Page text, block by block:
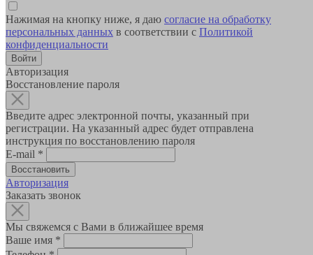
Нажимая на кнопку ниже, я даю согласие на обработку
персональных данных в соответствии с Политикой
конфиденциальности
Авторизация
Восстановление пароля
Введите адрес электронной почты, указанный при
регистрации. На указанный адрес будет отправлена
инструкция по восстановлению пароля
E-mail *
Авторизация
Заказать звонок
Мы свяжемся с Вами в ближайшее время
Ваше имя *